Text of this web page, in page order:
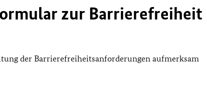
zur Barrierefreiheit
der Barrierefreiheitsanforderungen aufmerksam